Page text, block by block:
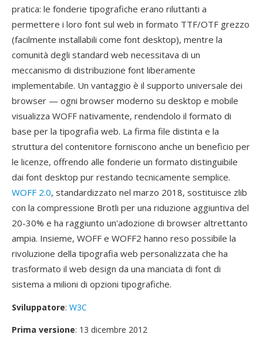
pratica: le fonderie tipografiche erano riluttanti a
permettere i loro font sul web in formato TTF/OTF grezzo
(facilmente installabili come font desktop), mentre la
comunità degli standard web necessitava di un
meccanismo di distribuzione font liberamente
implementabile. Un vantaggio è il supporto universale dei
browser — ogni browser moderno su desktop e mobile
visualizza WOFF nativamente, rendendolo il formato di
base per la tipografia web. La firma file distinta e la
struttura del contenitore forniscono anche un beneficio per
le licenze, offrendo alle fonderie un formato distinguibile
dai font desktop pur restando tecnicamente semplice.
WOFF 2.0, standardizzato nel marzo 2018, sostituisce zlib
con la compressione Brotli per una riduzione aggiuntiva del
20-30% e ha raggiunto un'adozione di browser altrettanto
ampia. Insieme, WOFF e WOFF2 hanno reso possibile la
rivoluzione della tipografia web personalizzata che ha
trasformato il web design da una manciata di font di
sistema a milioni di opzioni tipografiche.
Sviluppatore: W3C
Prima versione: 13 dicembre 2012